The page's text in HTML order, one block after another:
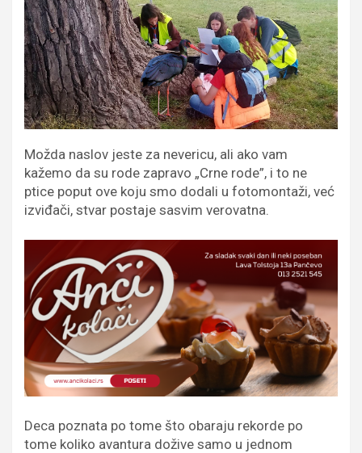
Možda naslov jeste za nevericu, ali ako vam
kažemo da su rode zapravo „Crne rode”, i to ne
ptice poput ove koju smo dodali u fotomontaži, već
izviđači, stvar postaje sasvim verovatna.
Deca poznata po tome što obaraju rekorde po
tome koliko avantura dožive samo u jednom